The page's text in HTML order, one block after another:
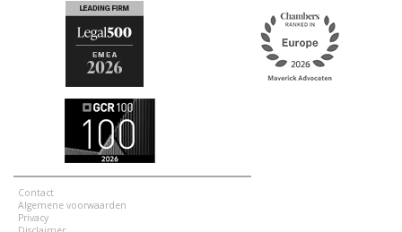
Contact
Algemene voorwaarden
Privacy